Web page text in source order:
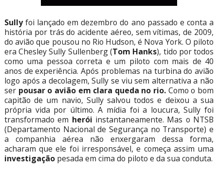
Sullyfoi lançado em dezembro do ano passado e conta a
história por trás do acidente aéreo, sem vítimas, de 2009,
do avião que pousou no Rio Hudson, é Nova York. O piloto
era Chesley Sully Sullenberg (Tom Hanks), tido por todos
como uma pessoa correta e um piloto com mais de 40
anos de experiência. Após problemas na turbina do avião
logo após a decolagem, Sully se viu sem alternativa a não
ser pousar o avião em clara queda no rio. Como o bom
capitão de um navio, Sully salvou todos e deixou a sua
própria vida por último. A mídia foi a loucura, Sully foi
transformado em herói instantaneamente. Mas o NTSB
(Departamento Nacional de Segurança no Transporte) e
a companhia aérea não enxergaram dessa forma,
acharam que ele foi irresponsável, e começa assim uma
investigaçãopesada em cima do piloto e da sua conduta.